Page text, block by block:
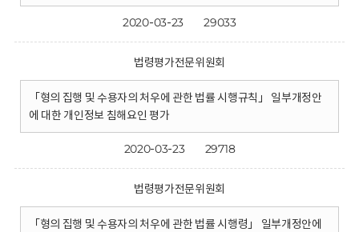
2020-03-23 29033
법령평가전문위원회
「형의 집행 및 수용자의 처우에 관한 법률 시행규칙」 일부개정안
에 대한 개인정보 침해요인 평가
2020-03-23 29718
법령평가전문위원회
「형의 집행 및 수용자의 처우에 관한 법률 시행령」 일부개정안에